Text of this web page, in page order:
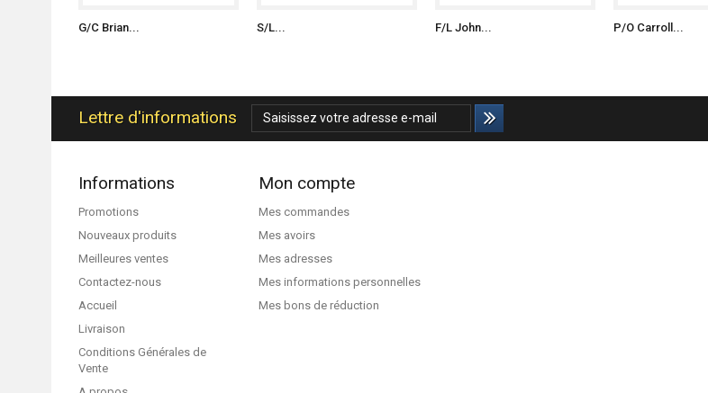
G/C Brian... S/L... F/L John... P/O Carroll...
Lettre d'informations
Informations
Promotions
Nouveaux produits
Meilleures ventes
Contactez-nous
Accueil
Livraison
Conditions Générales de
Vente
Mon compte
Mes commandes
Mes avoirs
Mes adresses
Mes informations personnelles
Mes bons de réduction